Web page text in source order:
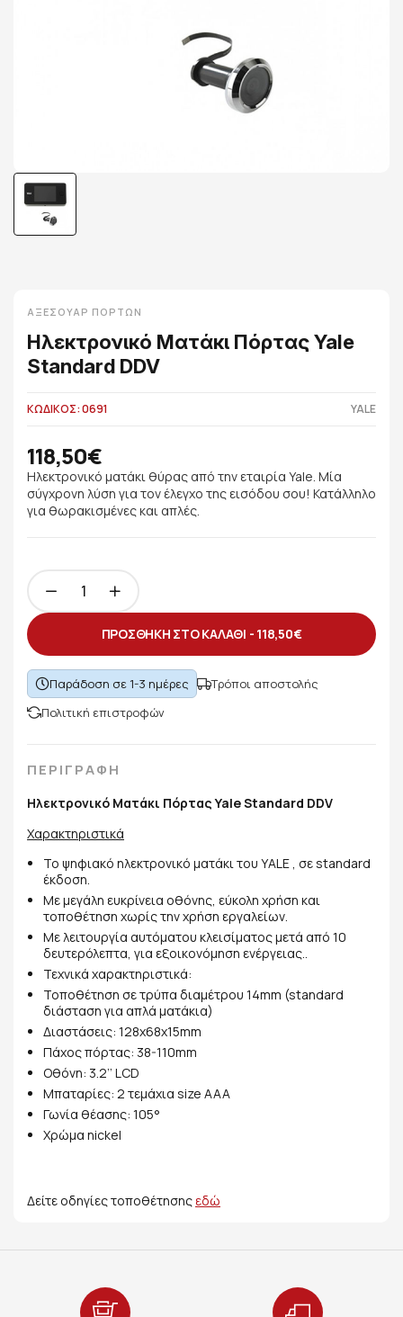
ΑΞΕΣΟΥΆΡ ΠΟΡΤΏΝ
Ηλεκτρονικό Ματάκι Πόρτας Yale
Standard DDV
ΚΩΔΙΚΟΣ: 0691 YALE
118,50€
Ηλεκτρονικό ματάκι θύρας από την εταιρία Yale. Μία
σύγχρονη λύση για τον έλεγχο της εισόδου σου! Κατάλληλο
για θωρακισμένες και απλές.
ΠΡΟΣΘΗΚΗ ΣΤΟ ΚΑΛΑΘΙ - 118,50€
Παράδοση σε 1-3 ημέρες
Τρόποι αποστολής
Πολιτική επιστροφών
ΠΕΡΙΓΡΑΦΗ
Ηλεκτρονικό Ματάκι Πόρτας Yale Standard DDV
Χαρακτηριστικά
Το ψηφιακό ηλεκτρονικό ματάκι του ΥALE , σε standard
έκδοση.
Με μεγάλη ευκρίνεια οθόνης, εύκολη χρήση και
τοποθέτηση χωρίς την χρήση εργαλείων.
Με λειτουργία αυτόματου κλεισίματος μετά από 10
δευτερόλεπτα, για εξοικονόμηση ενέργειας..
Τεχνικά χαρακτηριστικά:
Τοποθέτηση σε τρύπα διαμέτρου 14mm (standard
διάσταση για απλά ματάκια)
Διαστάσεις: 128x68x15mm
Πάχος πόρτας: 38-110mm
Οθόνη: 3.2’’ LCD
Μπαταρίες: 2 τεμάχια size AAA
Γωνία θέασης: 105°
Χρώμα nickel
Δείτε οδηγίες τοποθέτησηςεδώ